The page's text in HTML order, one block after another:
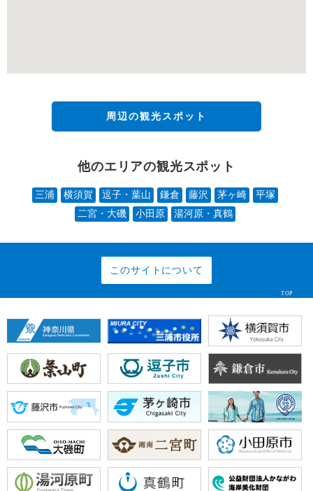
周辺の観光スポット
他のエリアの観光スポット
三浦 横須賀 逗子・葉山 鎌倉 藤沢 茅ヶ崎
平塚
二宮・大磯
小田原 湯河原・真鶴
このサイトについて
TOP